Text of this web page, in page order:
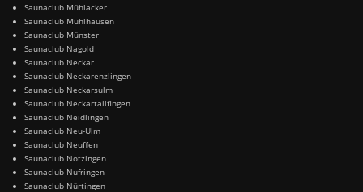
Saunaclub Mühlacker
Saunaclub Mühlhausen
Saunaclub Münster
Saunaclub Nagold
Saunaclub Neckar
Saunaclub Neckarenzlingen
Saunaclub Neckarsulm
Saunaclub Neckartailfingen
Saunaclub Neidlingen
Saunaclub Neu-Ulm
Saunaclub Neuffen
Saunaclub Notzingen
Saunaclub Nufringen
Saunaclub Nürtingen